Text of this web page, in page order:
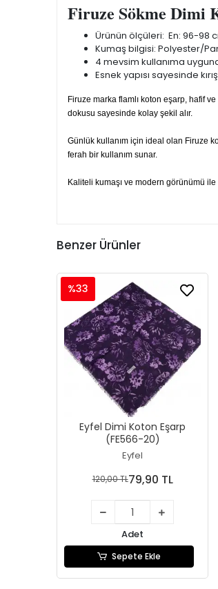
Firuze Sökme Dimi
Ürünün ölçüleri: En: 96-98
Kumaş bilgisi: Polyester/
4 mevsim kullanıma
Esnek yapısı sayesinde
Firuze marka flamlı koton eşarp, hafif
dokusu sayesinde kolay şekil alır.
Günlük kullanım için ideal olan Firuze
ferah bir kullanım sunar.
Kaliteli kumaşı ve modern görünümü
Benzer Ürünler
Eyfel Dimi Koton Eşarp
(FE566-20)
Eyfel
%33
120,00 TL79,90 TL
Adet
Sepete Ekle